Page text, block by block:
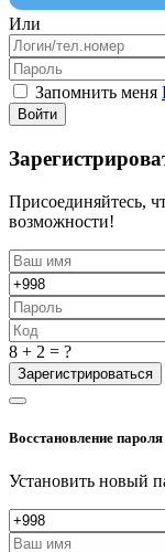
Или
Запомнить меня
Войти
Присоединяйтесь,
возможности!
8 + 2 = ?
Зарегистрироваться
Восстановление пароля
Установить новый